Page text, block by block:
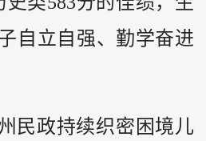
自立自强、勤学奋进
民政持续织密困境儿